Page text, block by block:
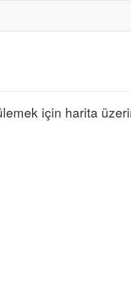
için harita